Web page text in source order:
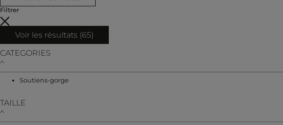
Filtrer
Voir les résultats (65)
CATEGORIES
Soutiens-gorge
TAILLE